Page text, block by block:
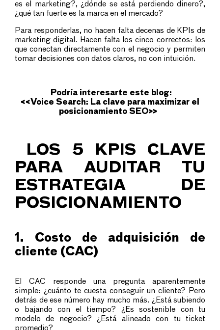
es el marketing?, ¿dónde se está perdiendo dinero?,
¿qué tan fuerte es la marca en el mercado?
Para responderlas, no hacen falta decenas de KPIs de
marketing digital. Hacen falta los cinco correctos: los
que conectan directamente con el negocio y permiten
tomar decisiones con datos claros, no con intuición.
Podría interesarte este blog:
<<Voice Search: La clave para maximizar el
posicionamiento SEO>>
LOS 5 KPIS CLAVE
PARA AUDITAR TU
ESTRATEGIA DE
POSICIONAMIENTO
1. Costo de adquisición de
cliente (CAC)
El CAC responde una pregunta aparentemente
simple: ¿cuánto te cuesta conseguir un cliente? Pero
detrás de ese número hay mucho más. ¿Está subiendo
o bajando con el tiempo? ¿Es sostenible con tu
modelo de negocio? ¿Está alineado con tu ticket